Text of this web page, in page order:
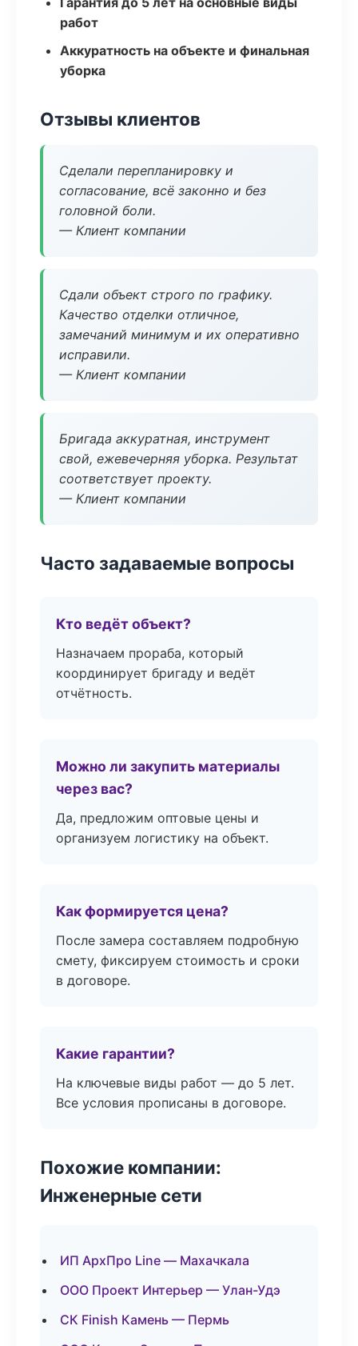
работ
Аккуратность на объекте и финальная
уборка
Отзывы клиентов
Сделали перепланировку и
согласование, всё законно и без
головной боли.
— Клиент компании
Сдали объект строго по графику.
Качество отделки отличное,
замечаний минимум и их оперативно
исправили.
— Клиент компании
Бригада аккуратная, инструмент
свой, ежевечерняя уборка. Результат
соответствует проекту.
— Клиент компании
Часто задаваемые вопросы
Кто ведёт объект?
Назначаем прораба, который
координирует бригаду и ведёт
отчётность.
Можно ли закупить материалы
через вас?
Да, предложим оптовые цены и
организуем логистику на объект.
Как формируется цена?
После замера составляем подробную
смету, фиксируем стоимость и сроки
в договоре.
Какие гарантии?
На ключевые виды работ — до 5 лет.
Все условия прописаны в договоре.
Похожие компании:
Инженерные сети
ИП АрхПро Line — Махачкала
ООО Проект Интерьер — Улан-Удэ
СК Finish Камень — Пермь